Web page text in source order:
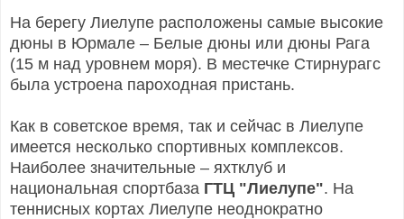
На берегу Лиелупе расположены самые высокие
дюны в Юрмале – Белые дюны или дюны Рага
(15 м над уровнем моря). В местечке Стирнурагс
была устроена пароходная пристань.
Как в советское время, так и сейчас в Лиелупе
имеется несколько спортивных комплексов.
Наиболее значительные – яхтклуб и
национальная спортбаза ГТЦ "Лиелупе". На
теннисных кортах Лиелупе неоднократно